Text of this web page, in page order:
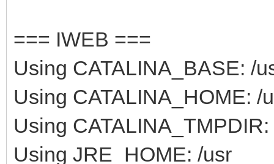
=== IWEB ===
Using CATALINA_BASE: /
Using CATALINA_HOME: /
Using
Using JRE_HOME: /usr